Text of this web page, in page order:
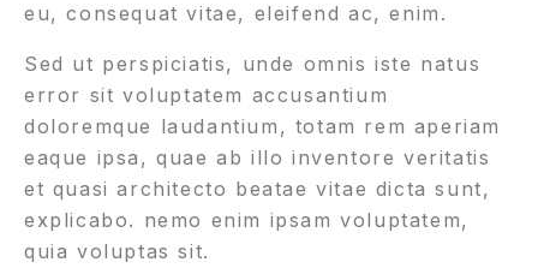
eu, consequat vitae, eleifend ac, enim.
Sed ut perspiciatis, unde omnis iste natus
error sit voluptatem accusantium
doloremque laudantium, totam rem aperiam
eaque ipsa, quae ab illo inventore veritatis
et quasi architecto beatae vitae dicta sunt,
explicabo. nemo enim ipsam voluptatem,
quia voluptas sit.